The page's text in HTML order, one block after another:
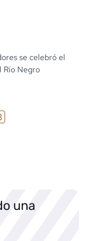
se celebró el
Río Negro
una